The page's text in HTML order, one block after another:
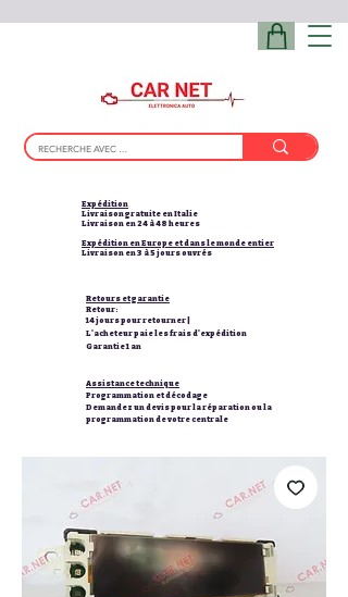
Expédition
Livraison gratuite en Italie
Livraison en 24 à 48 heures
Expédition en Europe et dans le monde entier
Livraison en 3 à 5 jours ouvrés
Retours et garantie
Retour:
14 jours pour retourner |
L'acheteur paie les frais d'expédition
Garantie 1 an
Assistance technique
Programmation et décodage
Demandez un devis pour la réparation ou la
programmation de votre centrale